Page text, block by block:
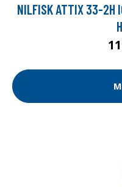
NILFISK ATTIX 33-2H